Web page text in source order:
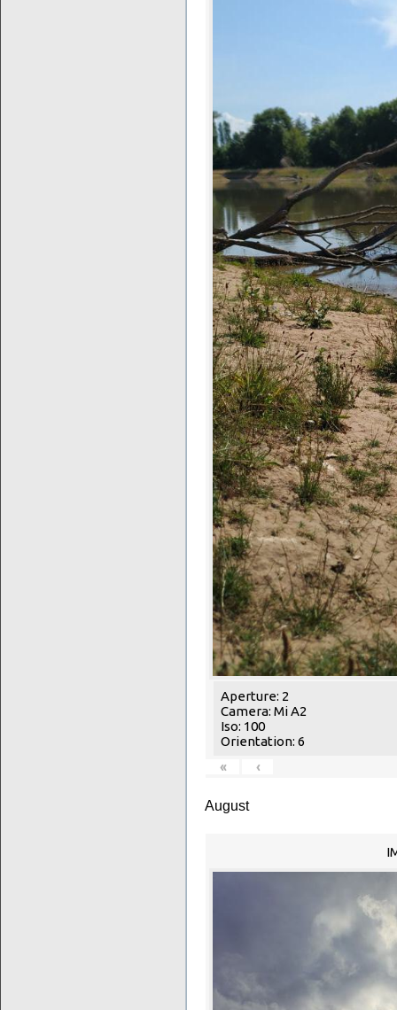
Aperture: 2
Camera: Mi A2
Iso: 100
Orientation: 6
«
‹
August